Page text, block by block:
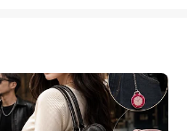
플레이스
하는 의지
를 인수하며
임 개발을
에는 단 한